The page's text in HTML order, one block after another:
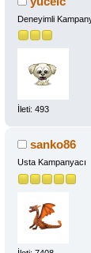
Deneyimli
İleti: 493
sanko86
Usta Kampanyacı